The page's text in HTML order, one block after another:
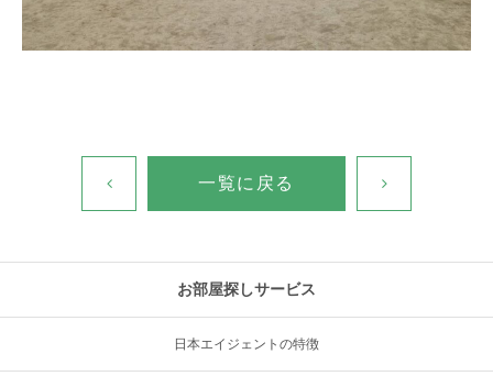
一覧に戻る
お部屋探しサービス
日本エイジェントの特徴